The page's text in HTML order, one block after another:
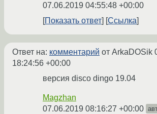
07.06.2019 04:55:48 +00:00
Показать ответ
Ссылка
Ответ на: комментарий от ArkaDOSik
18:24:56 +00:00
версия disco dingo 19.04
Magzhan
07.06.2019 08:16:27 +00:00